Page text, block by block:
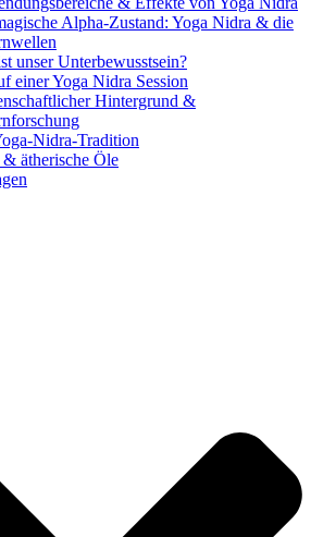
Alpha-Zustand: Yoga Nidra & die
unser Unterbewusstsein?
einer Yoga Nidra Session
Hintergrund &
Nidra-Tradition
ätherische Öle